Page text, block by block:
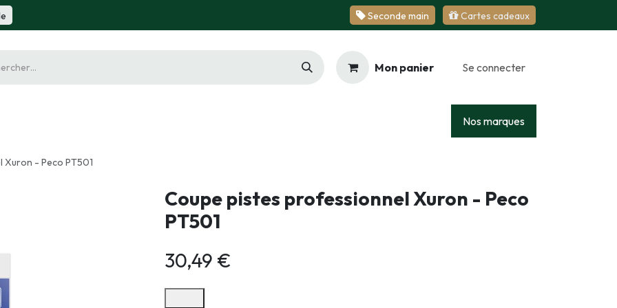
Se​​​​conde ​​​​m​​a​​in Cartes cadeaux
Mon panier Se connecter
Nos marques
- Peco PT501
Coupe pistes professionnel Xuron - Peco
PT501
30,49 €